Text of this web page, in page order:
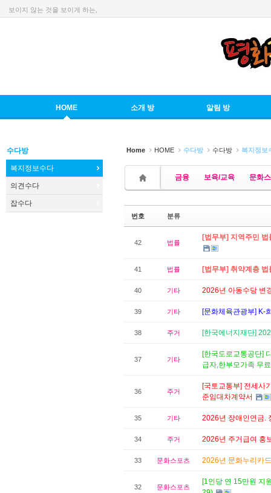
보이지 않는 것을 보이게 하는,
HOME 소개 방 알림 방
수다방
복지정보수다
의견수다
잡수다
Home HOME 수다방 수다방 복지정보
금융 보육/교육 문화
번호 분류
42 법률
[법무부] 지역주민
41 법률 [법무부] 취약계층
40 기타 2026년 아동수당 변
39 기타 [문화체육관광부] K-
38 주거 [한국에너지재단]
37 기타
[한국도로교통공단]
급자,한부모가족 무
36 주거
[국토교통부] 전세사
준임대차계약서
35 기타 2026년 장애인연금.
34 주거 2026년 주거급여 홍
33 문화스포츠 2026년 문화누리카
32 문화스포츠
[1인당 연 15만원 지
Sketchbook5, 스케치북5